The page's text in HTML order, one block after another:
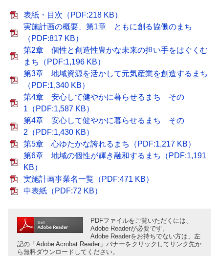
表紙・目次（PDF:218 KB）
実施計画の概要、第1章 ともに創る協働のまち
（PDF:817 KB）
第2章 個性と創造性豊かな未来の担い手をはぐくむ
まち（PDF:1,196 KB）
第3章 地域資源を活かして元気産業を創造するまち
（PDF:1,340 KB）
第4章 安心して健やかに暮らせるまち その
1（PDF:1,587 KB）
第4章 安心して健やかに暮らせるまち その
2（PDF:1,430 KB）
第5章 心ゆたかな誇れるまち（PDF:1,217 KB）
第6章 地域の個性が輝き融和するまち（PDF:1,191
KB）
実施計画事業名一覧（PDF:471 KB）
中表紙（PDF:72 KB）
PDFファイルをご覧いただくには、
Adobe Readerが必要です。
Adobe Readerをお持ちでない方は、左
記の「Adobe Acrobat Reader」バナーをクリックしてリンク先か
ら無料ダウンロードしてください。